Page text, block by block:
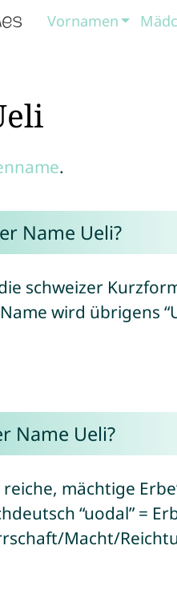
Vornamen
.
Name Ueli?
schweizer
wird übrigens
Name Ueli?
mächtige
“uodal” =
Macht/